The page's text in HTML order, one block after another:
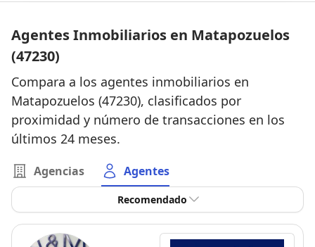
Agentes Inmobiliarios en Matapozuelos
(47230)
Compara a los agentes inmobiliarios en
Matapozuelos (47230), clasificados por
proximidad y número de transacciones en los
últimos 24 meses.
Agencias Agentes
Recomendado